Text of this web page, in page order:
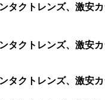
クトレンズ、激安
クトレンズ、激安
タクトレンズ、激安